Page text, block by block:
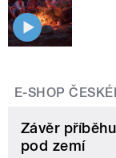
E-SHOP
Závěr
pod zemí